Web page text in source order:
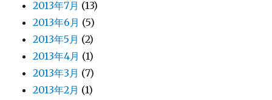
2013年7月 (13)
2013年6月 (5)
2013年5月 (2)
2013年4月 (1)
2013年3月 (7)
2013年2月 (1)